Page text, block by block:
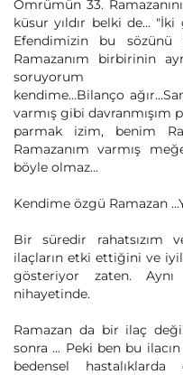
Ömrümün 33.
küsur yıldır belki de...
Efendimizin bu
Ramazanım birbirinin
soruyorum
kendime...Bilanço
varmış gibi davranmışım
parmak izim, benim
Ramazanım varmış
böyle olmaz...
Kendime özgü Ramazan
Bir süredir rahatsızım
ilaçların etki ettiğini ve
gösteriyor zaten.
nihayetinde.
Ramazan da bir ilaç
sonra ... Peki ben bu ilacın
bedensel